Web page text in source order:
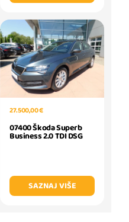
27.500,00 €
07400 Škoda Superb
Business 2.0 TDI DSG
SAZNAJ VIŠE